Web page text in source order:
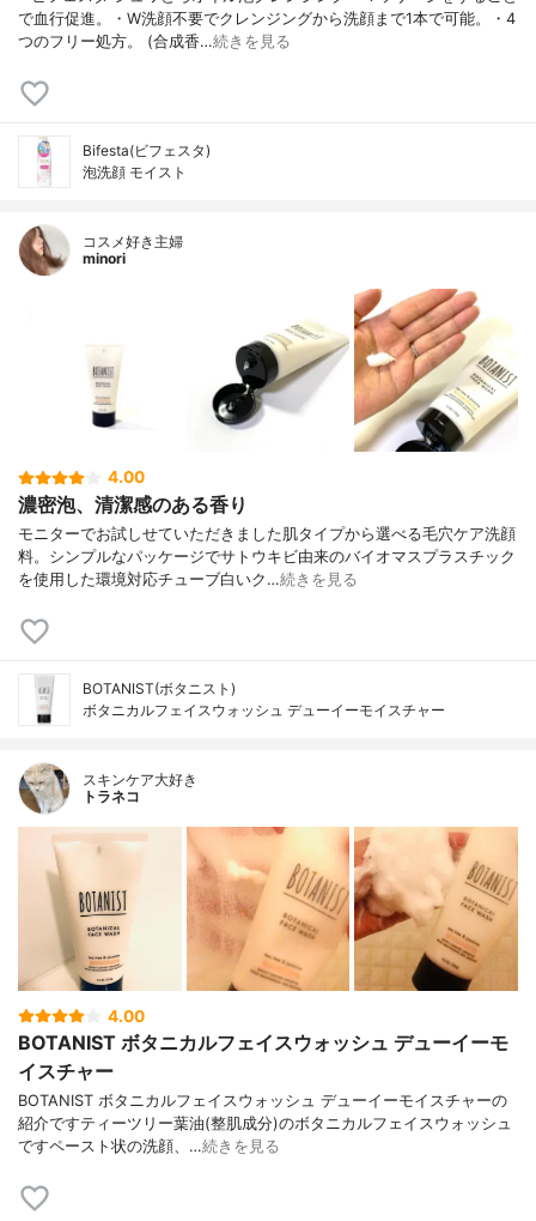
で血行促進。・W洗顔不要でクレンジングから洗顔まで1本で可能。・4
つのフリー処方。 (合成香…続きを見る
Bifesta(ビフェスタ)
泡洗顔 モイスト
コスメ好き主婦
minori
4.00
濃密泡、清潔感のある香り
モニターでお試しせていただきました肌タイプから選べる毛穴ケア洗顔
料。シンプルなパッケージでサトウキビ由来のバイオマスプラスチック
を使用した環境対応チューブ白いク…続きを見る
BOTANIST(ボタニスト)
ボタニカルフェイスウォッシュ デューイーモイスチャー
スキンケア大好き
トラネコ
4.00
BOTANIST ボタニカルフェイスウォッシュ デューイーモ
イスチャー
BOTANIST ボタニカルフェイスウォッシュ デューイーモイスチャーの
紹介ですティーツリー葉油(整肌成分)のボタニカルフェイスウォッシュ
ですペースト状の洗顔、…続きを見る